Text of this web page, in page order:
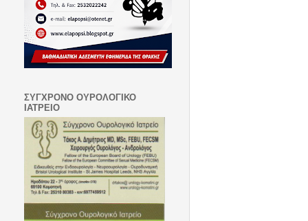
ΣΥΓΧΡΟΝΟ ΟΥΡΟΛΟΓΙΚΟ
ΙΑΤΡΕΙΟ